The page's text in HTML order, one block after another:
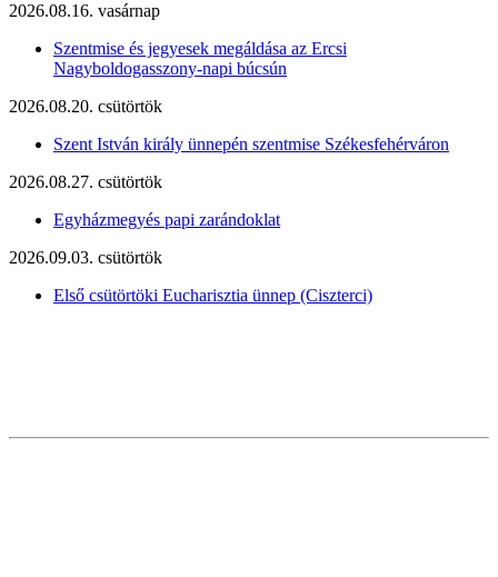
2026.08.16. vasárnap
Szentmise és jegyesek megáldása az Ercsi
Nagyboldogasszony-napi búcsún
2026.08.20. csütörtök
Szent István király ünnepén szentmise Székesfehérváron
2026.08.27. csütörtök
Egyházmegyés papi zarándoklat
2026.09.03. csütörtök
Első csütörtöki Eucharisztia ünnep (Ciszterci)